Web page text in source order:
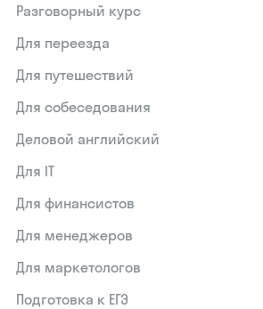
Разговорный курс
Для переезда
Для путешествий
Для собеседования
Деловой английский
Для IT
Для финансистов
Для менеджеров
Для маркетологов
Подготовка к ЕГЭ